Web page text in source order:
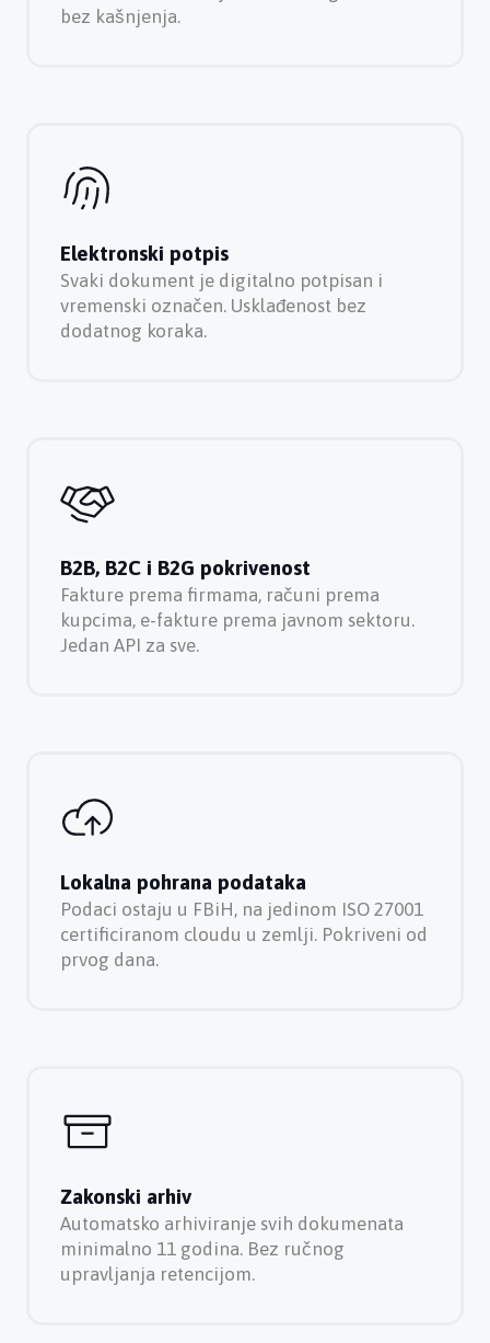
bez kašnjenja.
Elektronski potpis
Svaki dokument je digitalno potpisan i
vremenski označen. Usklađenost bez
dodatnog koraka.
B2B, B2C i B2G pokrivenost
Fakture prema firmama, računi prema
kupcima, e-fakture prema javnom sektoru.
Jedan API za sve.
Lokalna pohrana podataka
Podaci ostaju u FBiH, na jedinom ISO 27001
certificiranom cloudu u zemlji. Pokriveni od
prvog dana.
Zakonski arhiv
Automatsko arhiviranje svih dokumenata
minimalno 11 godina. Bez ručnog
upravljanja retencijom.